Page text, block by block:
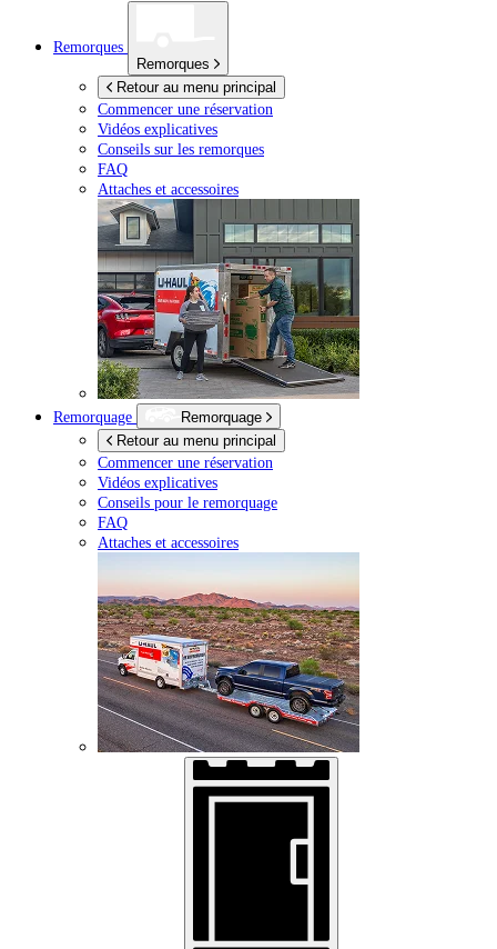
Remorques
Remorques
Retour au menu principal
Commencer une réservation
Vidéos explicatives
Conseils sur les remorques
FAQ
Attaches et accessoires
Remorquage
Remorquage
Retour au menu principal
Commencer une réservation
Vidéos explicatives
Conseils pour le remorquage
FAQ
Attaches et accessoires